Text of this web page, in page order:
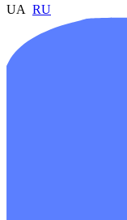
UA RU